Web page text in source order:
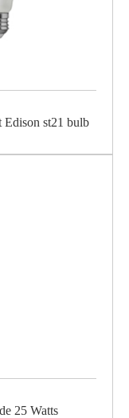
Edison st21 bulb
25 Watts